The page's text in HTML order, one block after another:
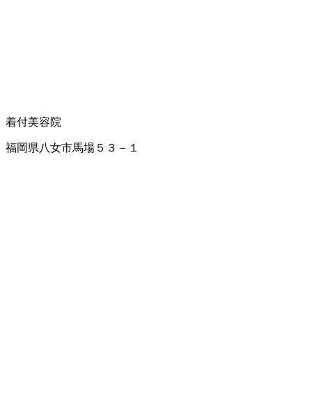
着付美容院
福岡県八女市馬場５３－１